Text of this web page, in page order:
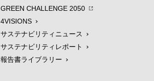
GREEN CHALLENGE 2050
4VISIONS
サステナビリティニュース
サステナビリティレポート
報告書ライブラリー